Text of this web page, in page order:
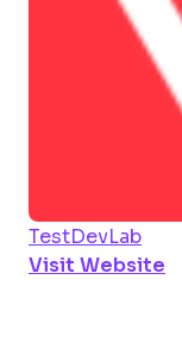
TestDevLab
Visit Website